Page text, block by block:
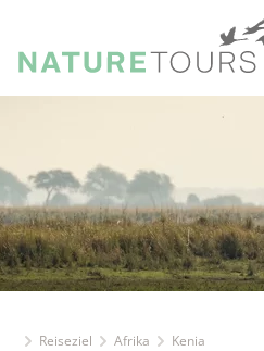
Reiseziel Afrika
Kenia